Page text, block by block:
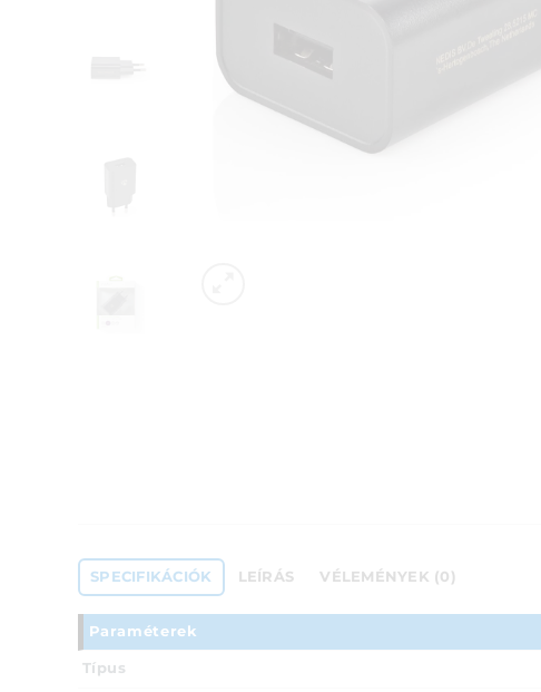
SPECIFIKÁCIÓK LEÍRÁS VÉLEMÉNYEK (0)
Paraméterek
Típus